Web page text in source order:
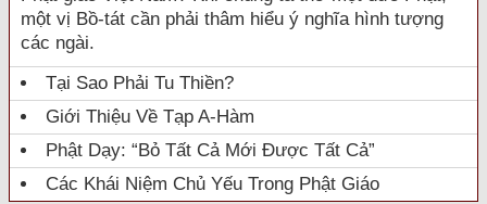
một vị Bồ-tát cần phải thâm hiểu ý nghĩa hình tượng
các ngài.
Tại Sao Phải Tu Thiền?
Giới Thiệu Về Tạp A-Hàm
Phật Dạy: “Bỏ Tất Cả Mới Được Tất Cả”
Các Khái Niệm Chủ Yếu Trong Phật Giáo